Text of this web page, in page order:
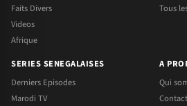
Faits Divers
Videos
Afrique
Tous
SERIES SENEGALAISES
Derniers Episodes
Marodi TV
A
Qui
Contact